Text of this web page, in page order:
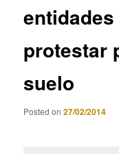
protestar
suelo
Posted on27/02/2014